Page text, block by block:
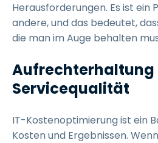
Herausforderungen. Es ist ein
andere, und das bedeutet,
die man im Auge behalten
Aufrechterhaltung
Servicequalität
IT-Kostenoptimierung ist ein
Kosten und Ergebnissen.